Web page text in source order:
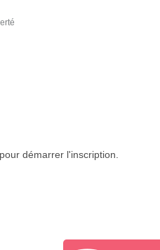
démarrer l'inscription.